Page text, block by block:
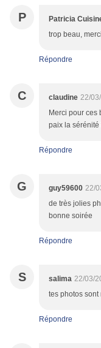
P Patricia
trop beau,
Répondre
C claudine 22/
Merci pour ces
paix la
Répondre
G guy59600 22/
de très jolies
bonne soirée
Répondre
S salima 22/03/
tes photos
Répondre